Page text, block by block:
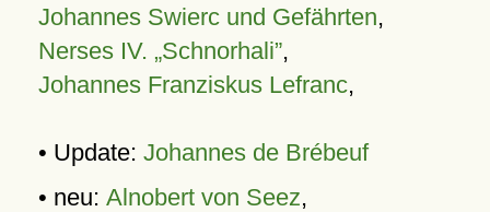
Johannes Swierc und Gefährten,
Nerses IV. „Schnorhali”,
Johannes Franziskus Lefranc,
• Update: Johannes de Brébeuf
• neu: Alnobert von Seez,